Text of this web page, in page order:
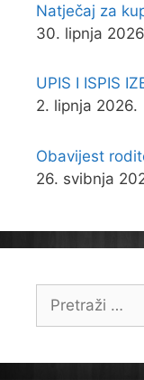
Natječaj za
30. lipnja
UPIS I ISPIS
2. lipnja 2026.
Obavijest
26. svibnja